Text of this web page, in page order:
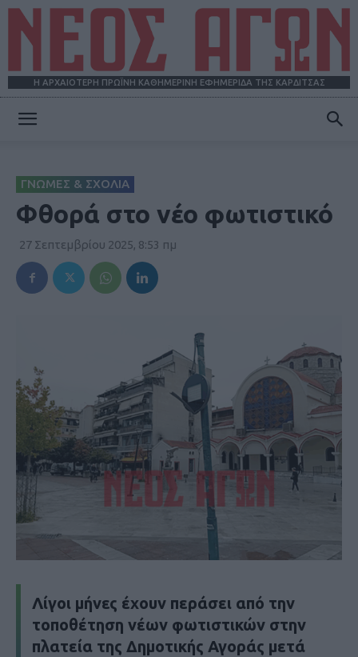
Η ΑΡΧΑΙΟΤΕΡΗ ΠΡΩΪΝΗ ΚΑΘΗΜΕΡΙΝΗ ΕΦΗΜΕΡΙΔΑ ΤΗΣ ΚΑΡΔΙΤΣΑΣ
ΓΝΩΜΕΣ & ΣΧΟΛΙΑ
Φθορά στο νέο φωτιστικό
27 Σεπτεμβρίου 2025, 8:53 πμ
Λίγοι μήνες έχουν περάσει από την
τοποθέτηση νέων φωτιστικών στην
πλατεία της Δημοτικής Αγοράς μετά